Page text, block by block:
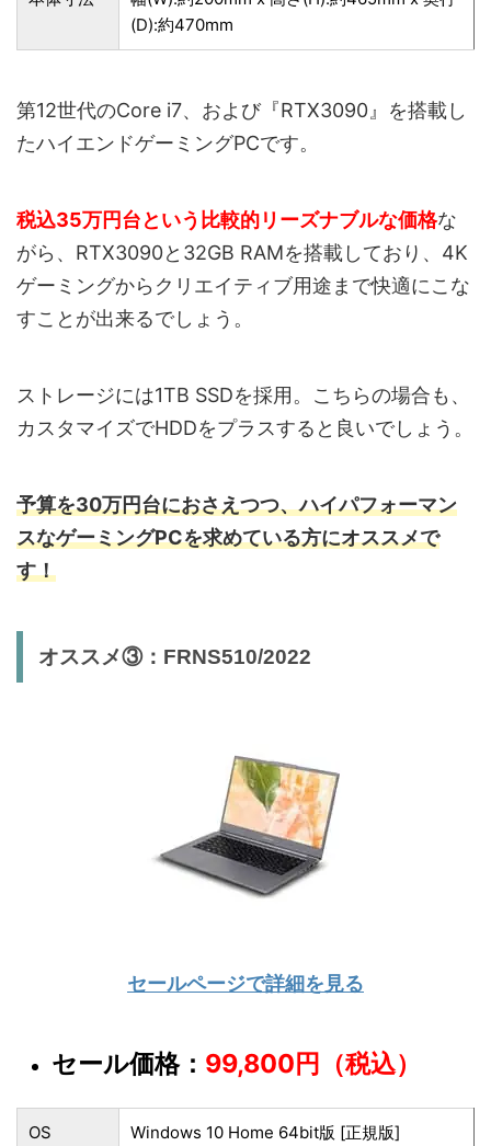
(D):約470mm
第12世代のCore i7、および『RTX3090』を搭載し
たハイエンドゲーミングPCです。
税込35万円台という比較的リーズナブルな価格な
がら、RTX3090と32GB RAMを搭載しており、4K
ゲーミングからクリエイティブ用途まで快適にこな
すことが出来るでしょう。
ストレージには1TB SSDを採用。こちらの場合も、
カスタマイズでHDDをプラスすると良いでしょう。
予算を30万円台におさえつつ、ハイパフォーマン
スなゲーミングPCを求めている方にオススメで
す！
オススメ③：FRNS510/2022
セールページで詳細を見る
セール価格： 99,800円（税込）
OS Windows 10 Home 64bit版 [正規版]